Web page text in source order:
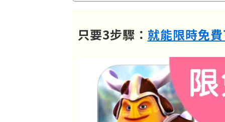
只要3步驟： 就能限時免